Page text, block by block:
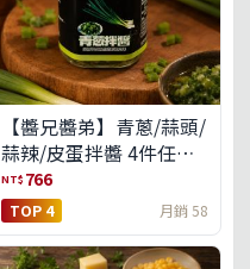
【醬兄醬弟】青蔥/蒜頭/
蒜辣/皮蛋拌醬 4件任選
(免運組)
NT$ 766
TOP 4 月銷 58